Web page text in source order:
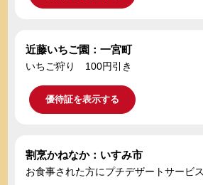
近藤いちご園：一宮町
いちご狩り 100円引き
優待証を表示する
割烹かねなか：いすみ市
お食事された方にプチデザートサービス